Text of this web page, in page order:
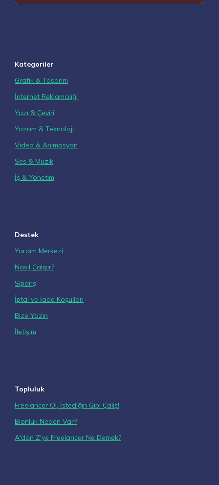
Kategoriler
Grafik & Tasarım
İnternet Reklamcılığı
Yazı & Çeviri
Yazılım & Teknoloji
Video & Animasyon
Ses & Müzik
İş & Yönetim
Destek
Yardım Merkezi
Nasıl Çalışır?
Sipariş
İptal ve İade Koşulları
Bize Yazın
İletişim
Topluluk
Freelancer Ol, İstediğin Gibi Çalış!
Bionluk Neden Var?
A'dan Z'ye Freelancer Ne Demek?